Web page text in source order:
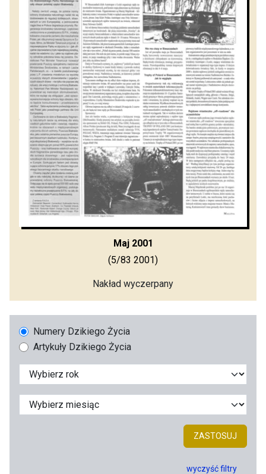
Maj 2001
(5/83 2001)
Nakład wyczerpany
Numery Dzikiego Życia
Artykuły Dzikiego Życia
ZASTOSUJ
wyczyść filtry